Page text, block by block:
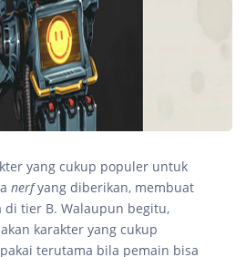
yang cukup populer untuk
nerfyang diberikan, membuat
tier B. Walaupun begitu,
karakter yang cukup
terutama bila pemain bisa